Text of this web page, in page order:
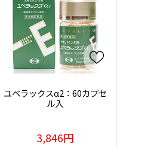
ユベラックスα2：60カプセ
ル入
3,846円